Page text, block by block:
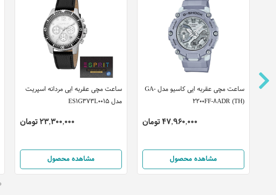
ساعت مچی عقربه ایی مردانه اسپریت
مدل ES1G373L0015
23,300,000 تومان
مشاهده محصول
ساعت مچی عقربه ایی کاسیو مدل GA-
2200FF-8ADR (TH)
47,960,000 تومان
مشاهده محصول